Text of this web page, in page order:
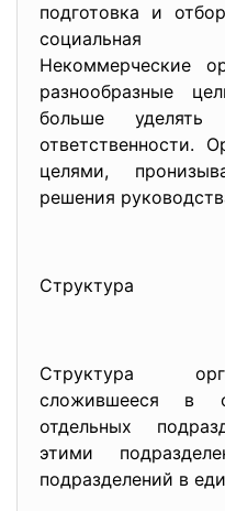
подготовка и
социальная
Некоммерческие
разнообразные
больше уделять
ответственности.
целями,
решения
Структура
Структура
сложившееся в
отдельных
этими
подразделений в